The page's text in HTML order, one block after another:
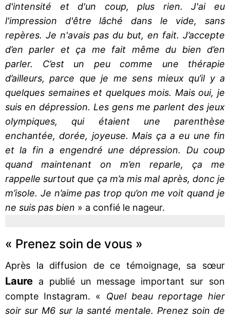
d'intensité et d'un coup, plus rien. J'ai eu
l'impression d'être lâché dans le vide, sans
repères. Je n'avais pas du but, en fait. J’accepte
d’en parler et ça me fait même du bien d’en
parler. C’est un peu comme une thérapie
d’ailleurs, parce que je me sens mieux qu’il y a
quelques semaines et quelques mois. Mais oui, je
suis en dépression. Les gens me parlent des jeux
olympiques, qui étaient une parenthèse
enchantée, dorée, joyeuse. Mais ça a eu une fin
et la fin a engendré une dépression. Du coup
quand maintenant on m’en reparle, ça me
rappelle surtout que ça m’a mis mal après, donc je
m’isole. Je n’aime pas trop qu’on me voit quand je
ne suis pas bien » a confié le nageur.
« Prenez soin de vous »
Après la diffusion de ce témoignage, sa sœur
Laure a publié un message important sur son
compte Instagram. « Quel beau reportage hier
soir sur M6 sur la santé mentale. Prenez soin de